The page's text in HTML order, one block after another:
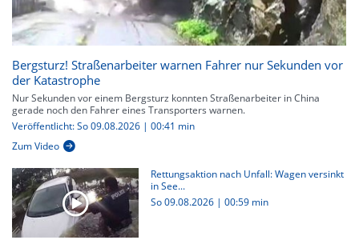
Bergsturz! Straßenarbeiter warnen Fahrer nur Sekunden vor
der Katastrophe
Nur Sekunden vor einem Bergsturz konnten Straßenarbeiter in China
gerade noch den Fahrer eines Transporters warnen.
Veröffentlicht: So 09.08.2026 | 00:41 min
Zum Video
Rettungsaktion nach Unfall: Wagen versinkt
in See...
So 09.08.2026 | 00:59 min